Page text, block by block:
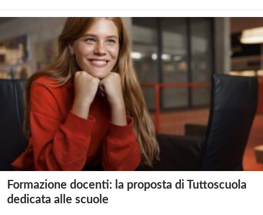
Formazione docenti: la proposta di Tuttoscuola
dedicata alle scuole